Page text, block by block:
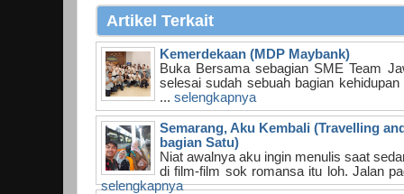
Artikel Terkait
Kemerdekaan (MDP Maybank)
Buka Bersama sebagian SME Team
selesai sudah sebuah bagian
... selengkapnya
Semarang, Aku Kembali (Travelling
bagian Satu)
Niat awalnya aku ingin menulis saat
di film-film sok romansa itu loh. Jalan
selengkapnya